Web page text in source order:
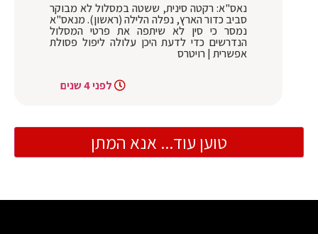
נאס"א: רקטה סינית, ששטה במסלול לא מבוקר
סביב כדור הארץ, נפלה הלילה (ראשון). מנאס"א
נמסר כי סין לא שיתפה את פרטי המסלול
הנדרשים כדי לדעת היכן עלולה ליפול פסולת
אפשרית | רויטרס
לפני 4 שנים
טוען עוד... אנא המתן